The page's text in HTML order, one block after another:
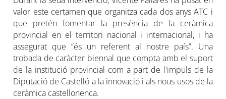
valor este certamen que organitza cada dos anys ATC i
que pretén fomentar la presència de la ceràmica
provincial en el territori nacional i internacional, i ha
assegurat que “és un referent al nostre país”. Una
trobada de caràcter biennal que compta amb el suport
de la institució provincial com a part de l'impuls de la
Diputació de Castelló a la innovació i als nous usos de la
ceràmica castellonenca.